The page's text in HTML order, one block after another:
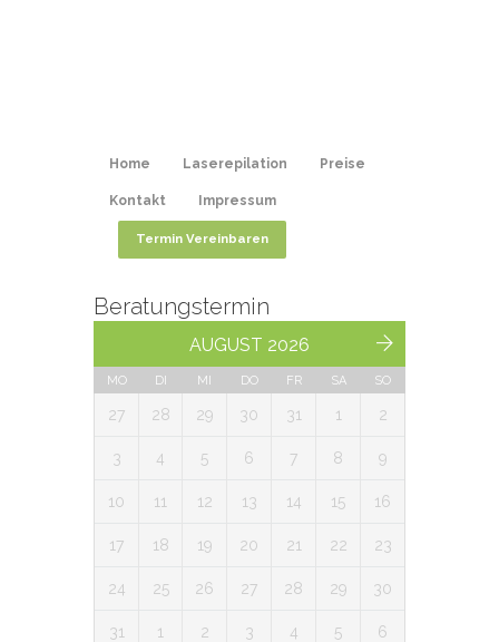
Home Laserepilation Preise
Kontakt Impressum
Termin Vereinbaren
Beratungstermin
AUGUST 2026
MO DI MI DO FR SA SO
27 28 29 30 31 1 2
3 4 5 6 7 8 9
10 11 12 13 14 15 16
17 18 19 20 21 22 23
24 25 26 27 28 29 30
31 1 2 3 4 5 6